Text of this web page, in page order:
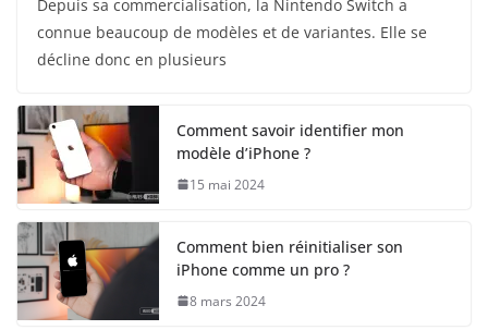
Depuis sa commercialisation, la Nintendo Switch a
connue beaucoup de modèles et de variantes. Elle se
décline donc en plusieurs
Comment savoir identifier mon
modèle d’iPhone ?
15 mai 2024
Comment bien réinitialiser son
iPhone comme un pro ?
8 mars 2024